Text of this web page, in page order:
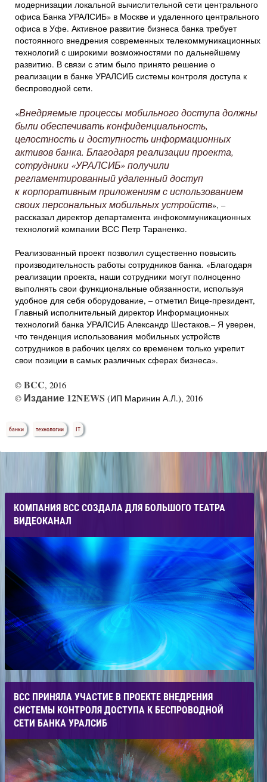
модернизации локальной вычислительной сети центрального
офиса Банка УРАЛСИБ» в Москве и удаленного центрального
офиса в Уфе. Активное развитие бизнеса банка требует
постоянного внедрения современных телекоммуникационных
технологий с широкими возможностями по дальнейшему
развитию. В связи с этим было принято решение о
реализации в банке УРАЛСИБ системы контроля доступа к
беспроводной сети.
«Внедряемые процессы мобильного доступа должны
были обеспечивать конфиденциальность,
целостность и доступность информационных
активов банка. Благодаря реализации проекта,
сотрудники «УРАЛСИБ» получили
регламентированный удаленный доступ
к корпоративным приложениям с использованием
своих персональных мобильных устройств», –
рассказал директор департамента инфокоммуникационных
технологий компании ВСС Петр Тараненко.
Реализованный проект позволил существенно повысить
производительность работы сотрудников банка. «Благодаря
реализации проекта, наши сотрудники могут полноценно
выполнять свои функциональные обязанности, используя
удобное для себя оборудование, – отметил Вице-президент,
Главный исполнительный директор Информационных
технологий банка УРАЛСИБ Александр Шестаков.– Я уверен,
что тенденция использования мобильных устройств
сотрудников в рабочих целях со временем только укрепит
свои позиции в самых различных сферах бизнеса».
© BCC, 2016
© Издание 12NEWS (ИП Маринин А.Л.), 2016
банки технологии IT
КОМПАНИЯ ВСС СОЗДАЛА ДЛЯ БОЛЬШОГО ТЕАТРА
ВИДЕОКАНАЛ
ВСС ПРИНЯЛА УЧАСТИЕ В ПРОЕКТЕ ВНЕДРЕНИЯ
СИСТЕМЫ КОНТРОЛЯ ДОСТУПА К БЕСПРОВОДНОЙ
СЕТИ БАНКА УРАЛСИБ